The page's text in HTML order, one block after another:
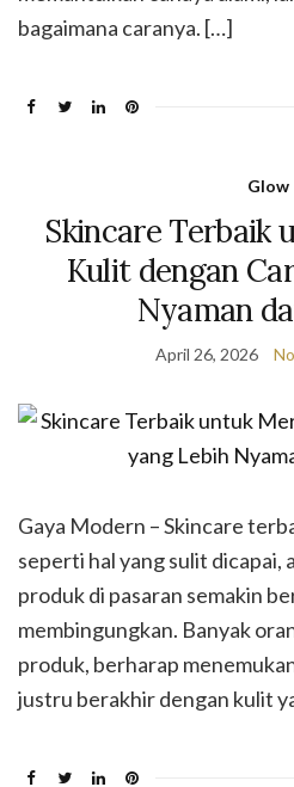
bagaimana caranya. […]
Glow
Skincare Terbaik
Kulit dengan
Nyaman
April 26, 2026
Gaya Modern – Skincare
seperti hal yang sulit dicapai,
produk di pasaran semakin
membingungkan. Banyak
produk, berharap
justru berakhir dengan kulit